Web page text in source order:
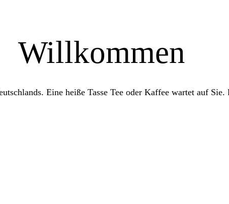
Willkommen
Eine heiße Tasse Tee oder Kaffee wartet auf